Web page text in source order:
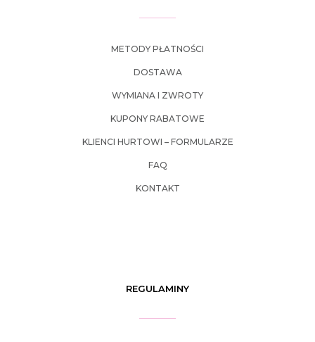
METODY PŁATNOŚCI
DOSTAWA
WYMIANA I ZWROTY
KUPONY RABATOWE
KLIENCI HURTOWI – FORMULARZE
FAQ
KONTAKT
REGULAMINY